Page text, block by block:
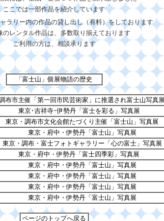
ここでは一部作品を紹介しています
ラリー内の作品の貸し出し（有料）をしております
のレンタル作品は、多数取り揃えております
ご利用の方は、相談承ります
「富士山」個展物語の歴史
布市主催「第一回市民芸術家」に推選され富士山写真
東京･吉祥寺･伊勢丹「富士を彩る」写真展
東京・調布市文化会館たづくり主催「富士山」写真展
東京・府中・伊勢丹「富士山」写真展
東京・調布・富士フォトギャラリー「心の富士」写真展
東京・府中・伊勢丹「富士四季彩」写真展
東京・府中・伊勢丹「富士山」写真展
東京・府中・伊勢丹「富士山」写真展
東京・府中・伊勢丹「富士山」写真展
東京・府中・伊勢丹「富士山」写真展
ページのトップへ戻る